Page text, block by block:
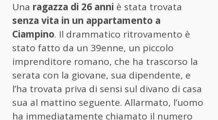
Una ragazza di 26 anni è stata trovata
senza vita in un appartamento a
Ciampino. Il drammatico ritrovamento è
stato fatto da un 39enne, un piccolo
imprenditore romano, che ha trascorso la
serata con la giovane, sua dipendente, e
l’ha trovata priva di sensi sul divano di casa
sua al mattino seguente. Allarmato, l’uomo
ha immediatamente chiamato il numero